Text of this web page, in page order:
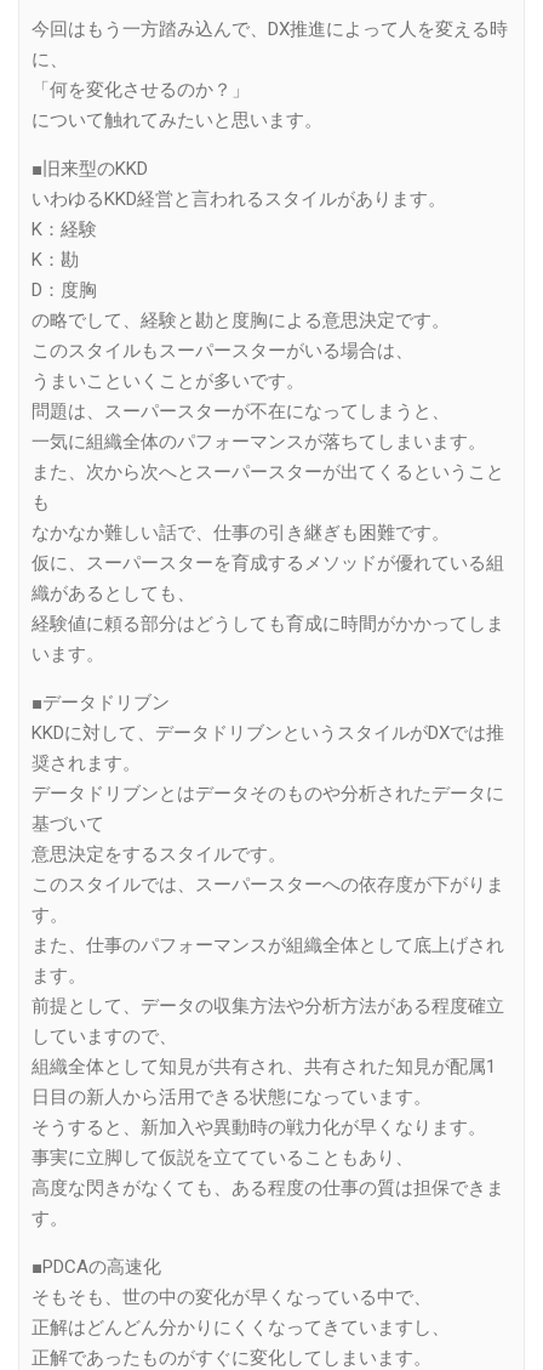
今回はもう一方踏み込んで、DX推進によって人を変える時
に、
「何を変化させるのか？」
について触れてみたいと思います。
■旧来型のKKD
いわゆるKKD経営と言われるスタイルがあります。
K：経験
K：勘
D：度胸
の略でして、経験と勘と度胸による意思決定です。
このスタイルもスーパースターがいる場合は、
うまいこといくことが多いです。
問題は、スーパースターが不在になってしまうと、
一気に組織全体のパフォーマンスが落ちてしまいます。
また、次から次へとスーパースターが出てくるということ
も
なかなか難しい話で、仕事の引き継ぎも困難です。
仮に、スーパースターを育成するメソッドが優れている組
織があるとしても、
経験値に頼る部分はどうしても育成に時間がかかってしま
います。
■データドリブン
KKDに対して、データドリブンというスタイルがDXでは推
奨されます。
データドリブンとはデータそのものや分析されたデータに
基づいて
意思決定をするスタイルです。
このスタイルでは、スーパースターへの依存度が下がりま
す。
また、仕事のパフォーマンスが組織全体として底上げされ
ます。
前提として、データの収集方法や分析方法がある程度確立
していますので、
組織全体として知見が共有され、共有された知見が配属1
日目の新人から活用できる状態になっています。
そうすると、新加入や異動時の戦力化が早くなります。
事実に立脚して仮説を立てていることもあり、
高度な閃きがなくても、ある程度の仕事の質は担保できま
す。
■PDCAの高速化
そもそも、世の中の変化が早くなっている中で、
正解はどんどん分かりにくくなってきていますし、
正解であったものがすぐに変化してしまいます。